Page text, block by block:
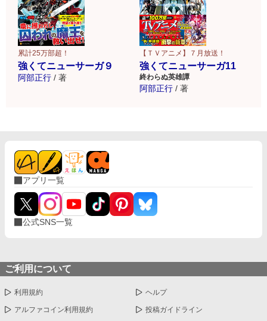
累計25万部超！
強くてニューサーガ９
阿部正行 / 著
【ＴＶアニメ】７月放送！
強くてニューサーガ11
終わらぬ英雄譚
阿部正行 / 著
アプリ一覧
公式SNS一覧
ご利用について
利用規約 ヘルプ
アルファコイン利用規約 投稿ガイドライン